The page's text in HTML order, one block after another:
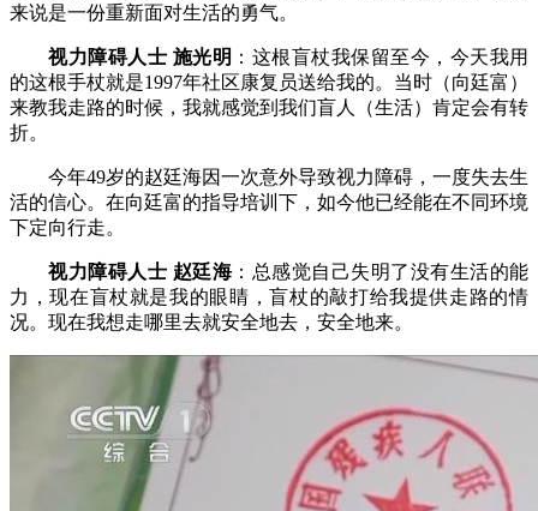
来说是一份重新面对生活的勇气。
视力障碍人士 施光明 ：这根盲杖我保留至今，今天我用
的这根手杖就是1997年社区康复员送给我的。当时（向廷富）
来教我走路的时候，我就感觉到我们盲人（生活）肯定会有转
折。
今年49岁的赵廷海因一次意外导致视力障碍，一度失去生
活的信心。在向廷富的指导培训下，如今他已经能在不同环境
下定向行走。
视力障碍人士 赵廷海：总感觉自己失明了没有生活的能
力，现在盲杖就是我的眼睛，盲杖的敲打给我提供走路的情
况。现在我想走哪里去就安全地去，安全地来。